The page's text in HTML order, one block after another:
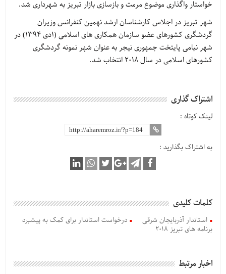
خواستار واگذاری موضوع مرمت و بازسازی بازار تبریز به شهرداری شد.
شهر تبریز در اجلاس کارشناسان ارشد نهمین کنفرانس وزیران
گردشگری کشورهای عضو سازمان همکاری های اسلامی (۱دی 1394) در
شهر نیامی پایتخت جمهوری نیجر به عنوان شهر نمونه گردشگری
کشورهای اسلامی در سال 2018 انتخاب شد.
اشتراک گذاری
لینک کوتاه :
به اشتراک بگذارید :
کلمات کلیدی
استاندار آذربایجان‌ شرقی
درخواست استاندار برای کمک به پیشبرد
برنامه های تبریز 2018
اخبار مرتبط